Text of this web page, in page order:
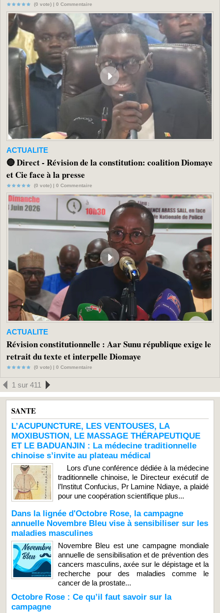
(0 vote) | 0 Commentaire
ACTUALITE
🔴 Direct - Révision de la constitution: coalition Diomaye
et Cie face à la presse
(0 vote) | 0 Commentaire
ACTUALITE
Révision constitutionnelle : Aar Sunu république exige le
retrait du texte et interpelle Diomaye
(0 vote) | 0 Commentaire
1 sur 411
SANTE
L’ACUPUNCTURE, LES VENTOUSES, LA
MOXIBUSTION, LE MASSAGE THÉRAPEUTIQUE
ET LE BADUANJIN : La médecine traditionnelle
chinoise s’invite au plateau médical
Lors d’une conférence dédiée à la médecine
traditionnelle chinoise, le Directeur exécutif de
l’Institut Confucius, Pr Lamine Ndiaye, a plaidé
pour une coopération scientifique plus...
Dans la lignée d'Octobre Rose, la campagne
annuelle Novembre Bleu vise à sensibiliser sur les
maladies masculines
Novembre Bleu est une campagne mondiale
annuelle de sensibilisation et de prévention des
cancers masculins, axée sur le dépistage et la
recherche pour des maladies comme le
cancer de la prostate...
Octobre Rose : Ce qu’il faut savoir sur la
campagne